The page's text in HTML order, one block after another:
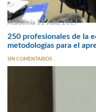
Academia 31 Julio, 2017
250 profesionales de la
metodologías para el
SIN COMENTARIOS